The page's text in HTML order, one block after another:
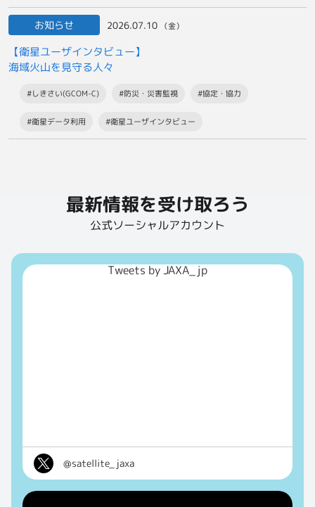
お知らせ 2026.07.10 （金）
【衛星ユーザインタビュー】
海域火山を見守る人々
#しきさい(GCOM-C) #防災・災害監視 #協定・協力
#衛星データ利用 #衛星ユーザインタビュー
最新情報を受け取ろう
公式ソーシャルアカウント
Tweets by JAXA_jp
@satellite_jaxa